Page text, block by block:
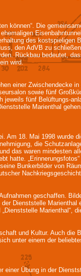
können“. Die
des kostspieligen
den AdVB zu
Rückbau bedeutet,
wird.
einer Zwischendecke in
sowie fünf
jeweils fünf Belüftungs-
Marienthal
Am 18. Mai 1998 wurde
die
das waren mindesten
hatte.
Bunkerbilder von
geschaffen.
Dienststelle Marienthal
Marienthal“,
und Kultur. Auch die
unter einem der
einer Übung in der